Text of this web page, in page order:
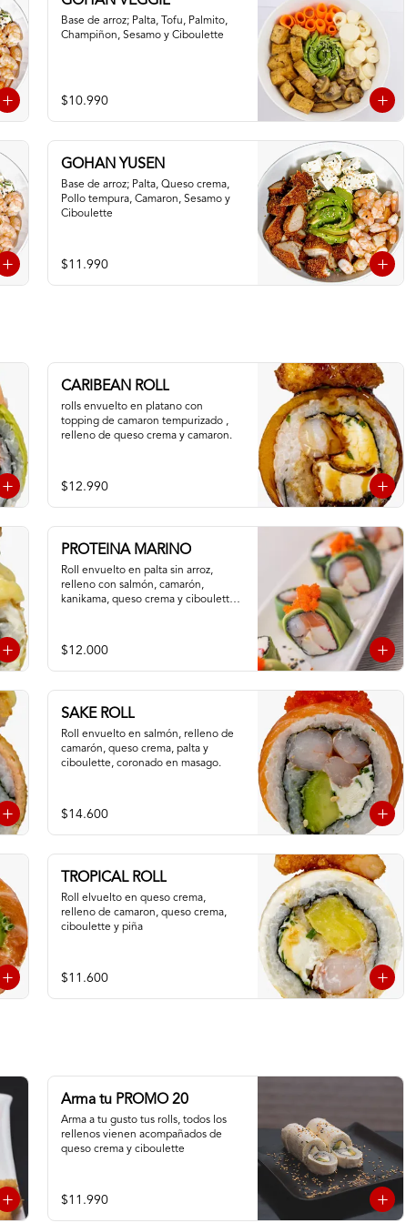
Base de arroz; Palta, Tofu, Palmito,
Champiñon, Sesamo y Ciboulette
$10.990
GOHAN YUSEN
Base de arroz; Palta, Queso crema,
Pollo tempura, Camaron, Sesamo y
Ciboulette
$11.990
CARIBEAN ROLL
rolls envuelto en platano con
topping de camaron tempurizado ,
relleno de queso crema y camaron.
$12.990
PROTEINA MARINO
Roll envuelto en palta sin arroz,
relleno con salmón, camarón,
kanikama, queso crema y ciboulette,
$12.000
SAKE ROLL
Roll envuelto en salmón, relleno de
camarón, queso crema, palta y
ciboulette, coronado en masago.
$14.600
TROPICAL ROLL
Roll elvuelto en queso crema,
relleno de camaron, queso crema,
ciboulette y piña
$11.600
Arma tu PROMO 20
Arma a tu gusto tus rolls, todos los
rellenos vienen acompañados de
queso crema y ciboulette
$11.990